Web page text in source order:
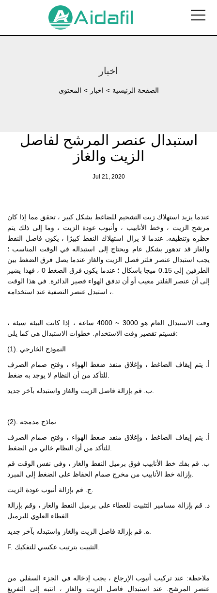
اخبار
الصفحة الرئيسية > اخبار > المحتوى
استبدال عنصر المرشح لفاصل
الزيت والغاز
Jul 21, 2020
عندما يزيد استهلاك زيت التشحيم للضاغط بشكل كبير ، تحقق مما إذا كان
مرشح الزيت ، وخط الأنابيب ، وأنبوب عودة الزيت ، وما إلى ذلك يتم
حظره وتنظيفه. عندما لا يزال استهلاك النفط كبيرًا ، يكون فاصل النفط
والغاز قد تدهور بشكل عام ويحتاج إلى استبداله في الوقت المناسب ؛
يجب استبدال عنصر فلتر فصل الزيت والغاز عندما يصل فرق الضغط بين
الطرفين إلى 0.15 ميجا باسكال ؛ عندما يكون فرق الضغط 0 ، فهذا يشير
إلى أن عنصر الفلتر معيب أو أن تدفق الهواء قصير الدائرة. في هذا الوقت
وقت الاستبدال العام هو 3000 ~ 4000 ساعة ، إذا كانت البيئة سيئة ،
فسيتم تقصير وقت الاستخدام. خطوات الاستبدال هي كما يلي:
(1). النموذج الخارجي
أ. يتم إيقاف الضاغط ، وإغلاق منفذ ضغط الهواء ، وفتح صمام الصرف
(2). نماذج مدمجة
أ. يتم إيقاف الضاغط ، وإغلاق منفذ ضغط الهواء ، وفتح صمام الصرف
ب. قم بفك خط الأنابيب فوق برميل النفط والغاز ، وفي نفس الوقت قم
د. قم بإزالة مسامير التثبيت للغطاء على برميل النفط والغاز ، وقم بإزالة
ملاحظة: عند تركيب أنبوب الإرجاع ، يجب إدخاله في الجزء السفلي من
عنصر المرشح. عند استبدال فاصل الزيت والغاز ، انتبه إلى التفريغ